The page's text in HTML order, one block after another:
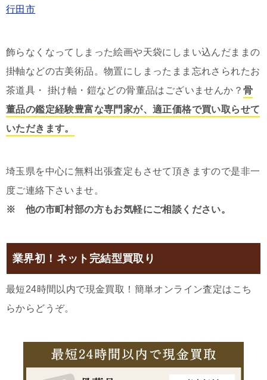
行田市
飾らなくなってしまった絵画や天袋にしまい込んだままの
掛軸などの古美術品。物置にしまったまま忘れさられたお
茶道具・ 掛け軸・鎧などの骨董品はございませんか？ 骨
董品の鑑定経験豊富な専門家が、適正価格で買い取らせて
いただきます。
埼玉県を中心に無料出張査定もさせて頂きますので是非一
度ご連絡下さいませ。
※ 他の市町村部の方もお気軽にご相談ください。
業界初！ネット完結型買取り
最短24時間以内で現金買取！簡単オンライン査定はこち
らからどうぞ。